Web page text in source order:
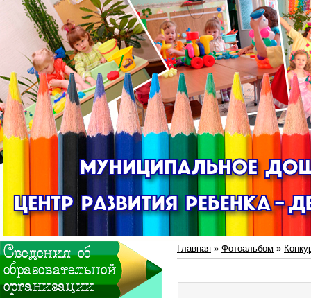
Главная » Фотоальбом »